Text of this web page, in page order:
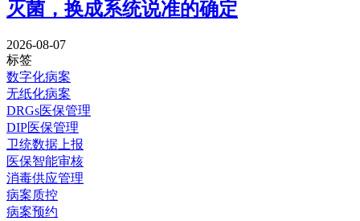
灭菌，换成系统说准的确定
2026-08-07
标签
数字化病案
无纸化病案
DRGs医保管理
DIP医保管理
卫统数据上报
医保智能审核
消毒供应管理
病案质控
病案预约